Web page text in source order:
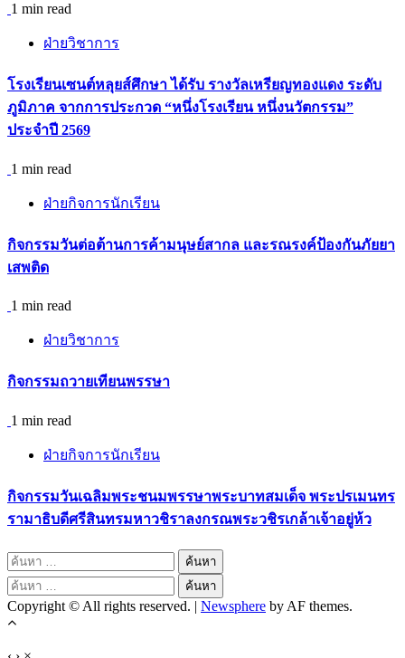
1 min read
ฝ่ายวิชาการ
โรงเรียนเซนต์หลุยส์ศึกษา ได้รับ รางวัลเหรียญทองแดง ระดับ
ภูมิภาค จากการประกวด “หนึ่งโรงเรียน หนึ่งนวัตกรรม”
ประจำปี 2569
1 min read
ฝ่ายกิจการนักเรียน
กิจกรรม​วันต่อต้านการค้ามนุษย์สากล และรณรงค์ป้องกันภัยยา
เสพติด
1 min read
ฝ่ายวิชาการ
กิจกรรมถวายเทียนพรรษา
1 min read
ฝ่ายกิจการนักเรียน
กิจกรรมวันเฉลิมพระชนมพรรษาพระบาทสมเด็จ พระปรเมนทร
รามาธิบดีศรีสินทรมหาวชิราลงกรณพระวชิรเกล้าเจ้าอยู่ห้ว
ค้นหา
สำหรับ:
ค้นหา
สำหรับ:
Copyright © All rights reserved. | Newsphere by AF themes.